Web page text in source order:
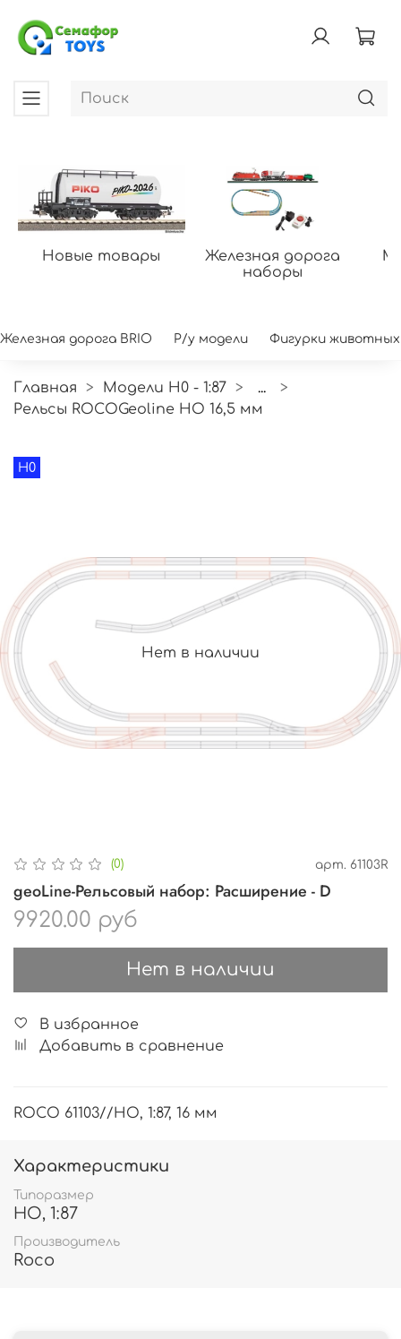
Новые товары
Железная дорога
наборы
Железная дорога BRIO Р/у модели Фигурки животных
Главная Модели H0 - 1:87
...
Рельсы ROCOGeoline HO 16,5 мм
Нет в наличии
H0
(0) арт. 61103R
geoLine-Рельсовый набор: Расширение - D
9920.00 руб
Нет в наличии
В избранное
Добавить в сравнение
ROCO 61103//HO, 1:87, 16 мм
Характеристики
Типоразмер
HO, 1:87
Производитель
Roco